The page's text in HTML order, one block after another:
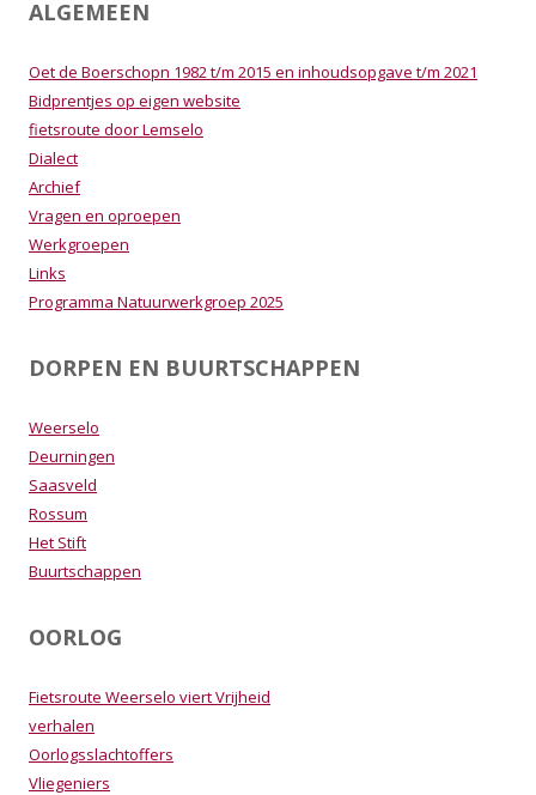
ALGEMEEN
Oet de Boerschopn 1982 t/m 2015 en inhoudsopgave t/m 2021
Bidprentjes op eigen website
fietsroute door Lemselo
Dialect
Archief
Vragen en oproepen
Werkgroepen
Links
Programma Natuurwerkgroep 2025
DORPEN EN BUURTSCHAPPEN
Weerselo
Deurningen
Saasveld
Rossum
Het Stift
Buurtschappen
OORLOG
Fietsroute Weerselo viert Vrijheid
verhalen
Oorlogsslachtoffers
Vliegeniers